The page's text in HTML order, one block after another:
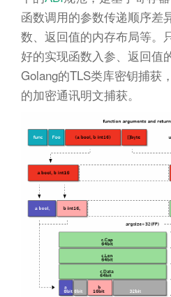
函数调用的参数传递顺序差
数、返回值的内存布局等。
好的实现函数入参、返回值
Golang的TLS类库密钥捕获
的加密通讯明文捕获。